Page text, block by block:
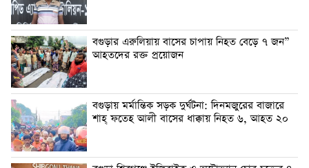
বগুড়ার এরুলিয়ায় বাসের চাপায় নিহত বেড়ে ৭ জন”
আহতদের রক্ত প্রয়োজন
বগুড়ায় মর্মান্তিক সড়ক দুর্ঘটনা: দিনমজুরের বাজারে
শাহ্ ফতেহ আলী বাসের ধাক্কায় নিহত ৬, আহত ২০